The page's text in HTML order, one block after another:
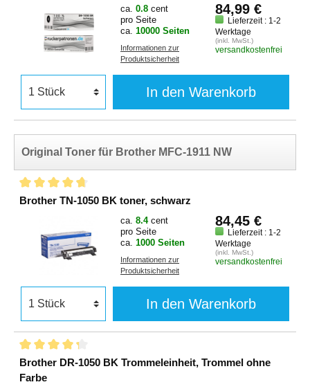
ca. 0.8 cent
pro Seite
ca. 10000 Seiten
Informationen zur
Produktsicherheit
84,99 €
Lieferzeit : 1-2
Werktage
(inkl. MwSt.)
versandkostenfrei
In den Warenkorb
Original Toner für Brother MFC-1911 NW
Brother TN-1050 BK toner, schwarz
ca. 8.4 cent
pro Seite
ca. 1000 Seiten
Informationen zur
Produktsicherheit
84,45 €
Lieferzeit : 1-2
Werktage
(inkl. MwSt.)
versandkostenfrei
In den Warenkorb
Brother DR-1050 BK Trommeleinheit, Trommel ohne
Farbe